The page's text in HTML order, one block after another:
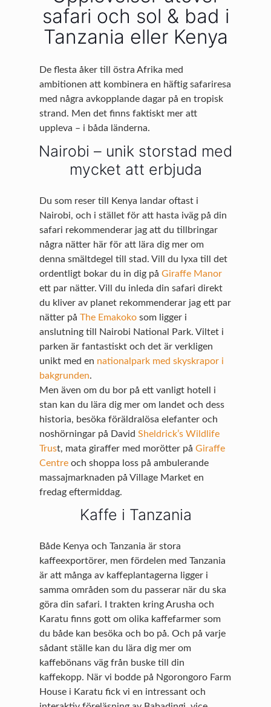
safari och sol & bad i
Tanzania eller Kenya
De flesta åker till östra Afrika med
ambitionen att kombinera en häftig safariresa
med några avkopplande dagar på en tropisk
strand. Men det finns faktiskt mer att
uppleva – i båda länderna.
Nairobi – unik storstad med
mycket att erbjuda
Du som reser till Kenya landar oftast i
Nairobi, och i stället för att hasta iväg på din
safari rekommenderar jag att du tillbringar
några nätter här för att lära dig mer om
denna smältdegel till stad. Vill du lyxa till det
ordentligt bokar du in dig påGiraffe Manor
ett par nätter. Vill du inleda din safari direkt
du kliver av planet rekommenderar jag ett par
nätter påThe Emakoko som ligger i
anslutning till Nairobi National Park. Viltet i
parken är fantastiskt och det är verkligen
unikt med en nationalpark med skyskrapor i
bakgrunden.
Men även om du bor på ett vanligt hotell i
stan kan du lära dig mer om landet och dess
historia, besöka föräldralösa elefanter och
noshörningar på DavidSheldrick’s Wildlife
Trust, mata giraffer med morötter påGiraffe
Centre och shoppa loss på ambulerande
massajmarknaden på Village Market en
fredag eftermiddag.
Kaffe i Tanzania
Både Kenya och Tanzania är stora
kaffeexportörer, men fördelen med Tanzania
är att många av kaffeplantagerna ligger i
samma områden som du passerar när du ska
göra din safari. I trakten kring Arusha och
Karatu finns gott om olika kaffefarmer som
du både kan besöka och bo på. Och på varje
sådant ställe kan du lära dig mer om
kaffebönans väg från buske till din
kaffekopp. När vi bodde på Ngorongoro Farm
House i Karatu fick vi en intressant och